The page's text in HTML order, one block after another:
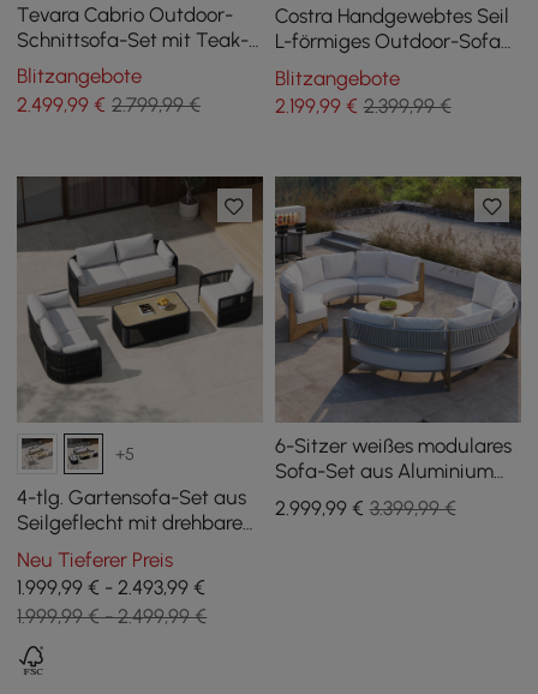
Tevara Cabrio Outdoor-
Schnittsofa-Set mit Teak-
& Aluminiumrahmen, Grau
Blitzangebote
2.499,99 € 2.799,99 €
Costra Handgewebtes Seil
L-förmiges Outdoor-Sofa
mit Couchtisch in Elfenbein
Blitzangebote
2.199,99€ 2.399,99 €
+5
4-tlg. Gartensofa-Set aus
Seilgeflecht mit drehbaren
Sesseln und Couchtisch in
Schwarz für 6 Pers.
Neu Tieferer Preis
1.999,99 € - 2.493,99 €
1.999,99 € - 2.499,99 €
6-Sitzer weißes modulares
Sofa-Set aus Aluminium
und Holz
2.999,99€ 3.399,99 €